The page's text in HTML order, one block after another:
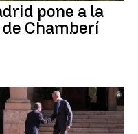
pone a la
Chamberí